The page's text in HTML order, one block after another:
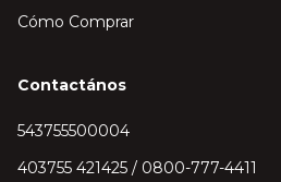
Cómo Comprar
Contactános
543755500004
403755 421425 / 0800-777-4411